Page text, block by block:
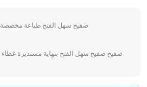
202 # (52 مم) صفيح سهل الفتح طباعة مخصصة